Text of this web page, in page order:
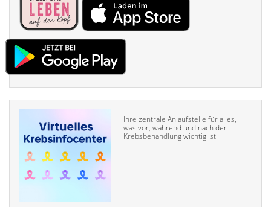
Ihre zentrale Anlaufstelle für alles,
was vor, während und nach der
Krebsbehandlung wichtig ist!